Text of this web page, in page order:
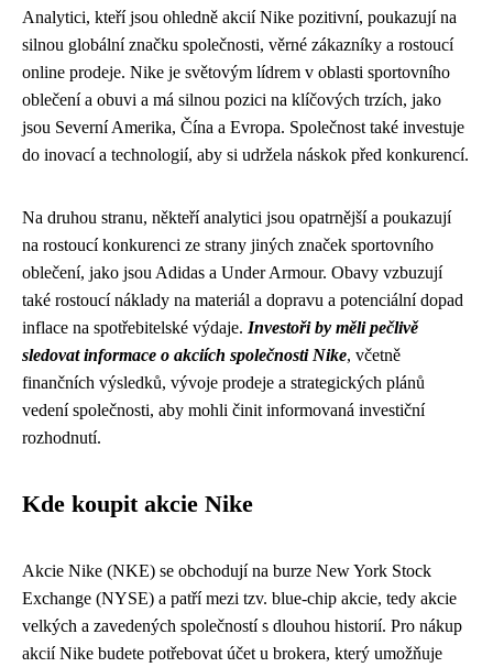
Analytici, kteří jsou ohledně akcií Nike pozitivní, poukazují na
silnou globální značku společnosti, věrné zákazníky a rostoucí
online prodeje. Nike je světovým lídrem v oblasti sportovního
oblečení a obuvi a má silnou pozici na klíčových trzích, jako
jsou Severní Amerika, Čína a Evropa. Společnost také investuje
do inovací a technologií, aby si udržela náskok před konkurencí.
Na druhou stranu, někteří analytici jsou opatrnější a poukazují
na rostoucí konkurenci ze strany jiných značek sportovního
oblečení, jako jsou Adidas a Under Armour. Obavy vzbuzují
také rostoucí náklady na materiál a dopravu a potenciální dopad
inflace na spotřebitelské výdaje. Investoři by měli pečlivě
sledovat informace o akciích společnosti Nike, včetně
finančních výsledků, vývoje prodeje a strategických plánů
vedení společnosti, aby mohli činit informovaná investiční
rozhodnutí.
Kde koupit akcie Nike
Akcie Nike (NKE) se obchodují na burze New York Stock
Exchange (NYSE) a patří mezi tzv. blue-chip akcie, tedy akcie
velkých a zavedených společností s dlouhou historií. Pro nákup
akcií Nike budete potřebovat účet u brokera, který umožňuje